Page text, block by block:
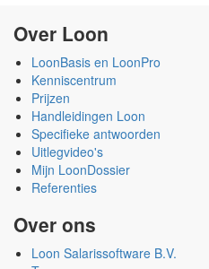
Over Loon
LoonBasis en LoonPro
Kenniscentrum
Prijzen
Handleidingen Loon
Specifieke antwoorden
Uitlegvideo's
Mijn LoonDossier
Referenties
Over ons
Loon Salarissoftware B.V.